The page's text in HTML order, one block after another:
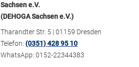
Sachsen e.V.
(DEHOGA Sachsen e.V.)
Tharandter Str. 5 | 01159 Dresden
Telefon:(0351) 428 95 10
WhatsApp: 0152-22344383